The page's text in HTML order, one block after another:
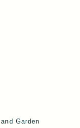
Garden